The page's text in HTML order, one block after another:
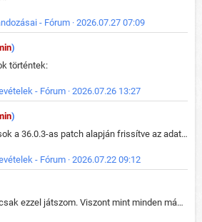
- Fórum · 2026.07.27 07:09
)
történtek:
- Fórum · 2026.07.26 13:27
)
Kártya változások a 36.0.3-as patch alapján frissítve az adatbázisban (képek is cserélve).
- Fórum · 2026.07.22 09:12
Amióta bejött, csak ezzel játszom. Viszont mint minden más - akár az alapjáték is, ez is baromira összetett lett. Néha már pár kör után is esélytelen az egész. Vagy irreállisan túltápol valaki, vagy lelép a partner, vagy csak hülye mint a segg. És amikor eljönne az én időm, na akkor jön el mindenki másé is. Engem jobban érdekelne, hogy ki milyen ratingen szokott játszani. Na ez lenne egy érdekes adat.